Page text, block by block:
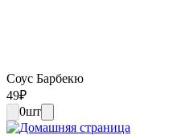
Соус Барбекю
49₽
0шт